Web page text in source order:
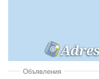
Объявления